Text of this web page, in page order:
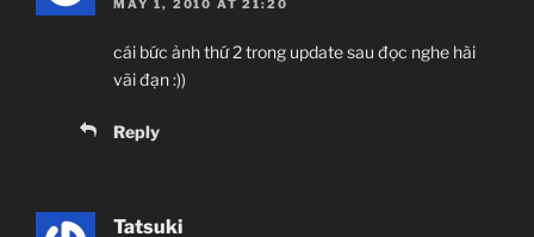
MAY 1, 2010 AT 21:20
cái bức ảnh thứ 2 trong update sau đọc nghe hài
vãi đạn :))
Reply
Tatsuki